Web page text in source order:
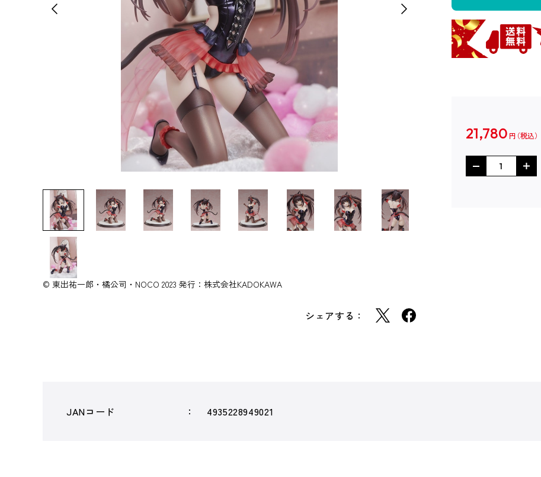
© 東出祐一郎・橘公司・NOCO 2023 発行：株式会社KADOKAWA
シェアする：
21,780 円
JANコード 4935228949021